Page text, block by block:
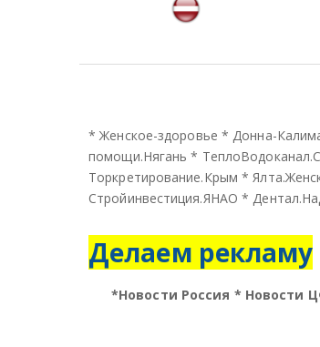
*Женское-здоровье *Донна-
помощи.Нягань *
Торкретирование.Крым *
Стройинвестиция.ЯНАО *
Делаем рекламу
*Новости Россия * Новости